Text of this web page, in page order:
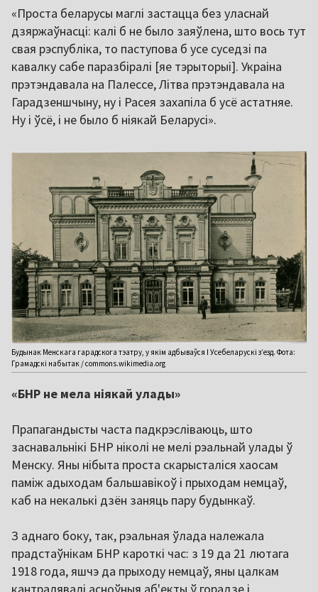
«Проста беларусы маглі застацца без уласнай
дзяржаўнасці: калі б не было заяўлена, што вось тут
свая рэспубліка, то паступова б усе суседзі па
кавалку сабе паразбіралі [яе тэрыторыі]. Украіна
прэтэндавала на Палессе, Літва прэтэндавала на
Гарадзеншчыну, ну і Расея захапіла б усё астатняе.
Ну і ўсё, і не было б ніякай Беларусі».
Будынак Менскага гарадскога тэатру, у якім адбываўся І Усебеларускі з’езд. Фота:
Грамадскі набытак / commons.wikimedia.org
«БНР не мела ніякай улады»
Прапагандысты часта падкрэсліваюць, што
заснавальнікі БНР ніколі не мелі рэальнай улады ў
Менску. Яны нібыта проста скарысталіся хаосам
паміж адыходам бальшавікоў і прыходам немцаў,
каб на некалькі дзён заняць пару будынкаў.
З аднаго боку, так, рэальная ўлада належала
прадстаўнікам БНР кароткі час: з 19 да 21 лютага
1918 года, яшчэ да прыходу немцаў, яны цалкам
кантралявалі асноўныя аб'екты ў горадзе і